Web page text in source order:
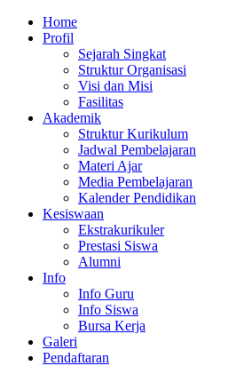
Home
Profil
Sejarah Singkat
Struktur Organisasi
Visi dan Misi
Fasilitas
Akademik
Struktur Kurikulum
Jadwal Pembelajaran
Materi Ajar
Media Pembelajaran
Kalender Pendidikan
Kesiswaan
Ekstrakurikuler
Prestasi Siswa
Alumni
Info
Info Guru
Info Siswa
Bursa Kerja
Galeri
Pendaftaran